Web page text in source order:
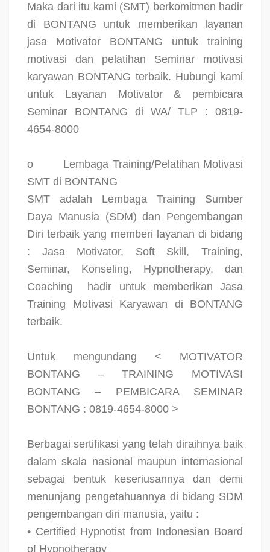
Maka dari itu kami (SMT) berkomitmen hadir
di BONTANG untuk memberikan layanan
jasa Motivator BONTANG untuk training
motivasi dan pelatihan Seminar motivasi
karyawan BONTANG terbaik. Hubungi kami
untuk Layanan Motivator & pembicara
Seminar BONTANG di WA/ TLP : 0819-
4654-8000
o
Lembaga Training/Pelatihan Motivasi
SMT di BONTANG
SMT adalah Lembaga Training Sumber
Daya Manusia (SDM) dan Pengembangan
Diri terbaik yang memberi layanan di bidang
: Jasa Motivator, Soft Skill, Training,
Seminar, Konseling, Hypnotherapy, dan
Coaching
hadir untuk memberikan Jasa
Training Motivasi Karyawan di BONTANG
terbaik.
Untuk mengundang < MOTIVATOR
BONTANG – TRAINING MOTIVASI
BONTANG – PEMBICARA SEMINAR
BONTANG : 0819-4654-8000 >
Berbagai sertifikasi yang telah diraihnya baik
dalam skala nasional maupun internasional
sebagai bentuk keseriusannya dan demi
menunjang pengetahuannya di bidang SDM
pengembangan diri manusia, yaitu :
• Certified Hypnotist from Indonesian Board
of Hypnotherapy